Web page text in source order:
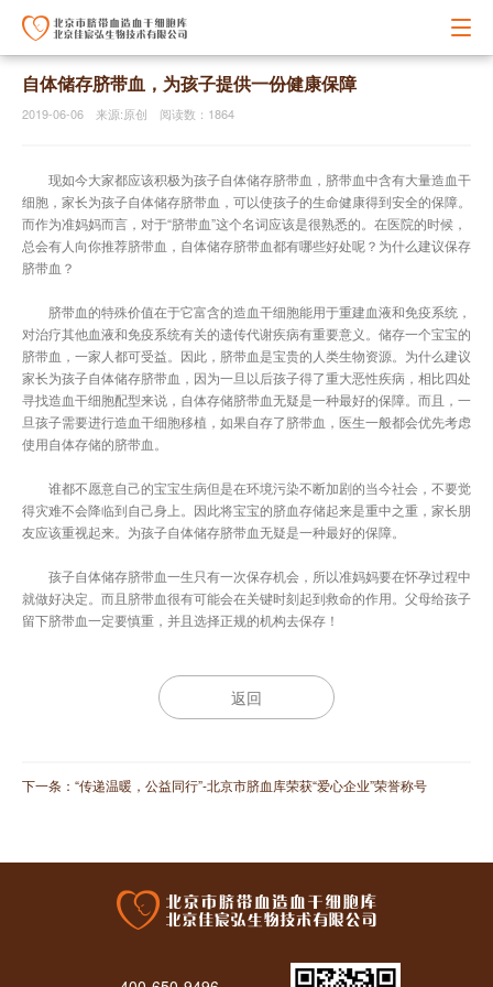
自体储存脐带血，为孩子提供一份健康保障
2019-06-06 来源:原创 阅读数：1864
现如今大家都应该积极为孩子自体储存脐带血，脐带血中含有大量造血干
细胞，家长为孩子自体储存脐带血，可以使孩子的生命健康得到安全的保障。
而作为准妈妈而言，对于“脐带血”这个名词应该是很熟悉的。在医院的时候，
总会有人向你推荐脐带血，自体储存脐带血都有哪些好处呢？为什么建议保存
脐带血？
脐带血的特殊价值在于它富含的造血干细胞能用于重建血液和免疫系统，
对治疗其他血液和免疫系统有关的遗传代谢疾病有重要意义。储存一个宝宝的
脐带血，一家人都可受益。因此，脐带血是宝贵的人类生物资源。为什么建议
家长为孩子自体储存脐带血，因为一旦以后孩子得了重大恶性疾病，相比四处
寻找造血干细胞配型来说，自体存储脐带血无疑是一种最好的保障。而且，一
旦孩子需要进行造血干细胞移植，如果自存了脐带血，医生一般都会优先考虑
使用自体存储的脐带血。
谁都不愿意自己的宝宝生病但是在环境污染不断加剧的当今社会，不要觉
得灾难不会降临到自己身上。因此将宝宝的脐血存储起来是重中之重，家长朋
友应该重视起来。为孩子自体储存脐带血无疑是一种最好的保障。
孩子自体储存脐带血一生只有一次保存机会，所以准妈妈要在怀孕过程中
就做好决定。而且脐带血很有可能会在关键时刻起到救命的作用。父母给孩子
留下脐带血一定要慎重，并且选择正规的机构去保存！
返回
下一条： “传递温暖，公益同行”-北京市脐血库荣获“爱心企业”荣誉称号